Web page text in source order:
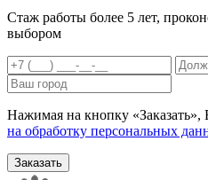
Стаж работы более 5 лет,
выбором
Нажимая на кнопку «Заказать»,
на обработку персональных